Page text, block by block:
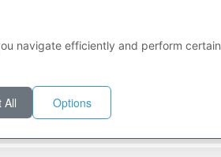
2 m/s
2.3 m/s
2.9 m/s
navigate efficiently and perform certain
All Options